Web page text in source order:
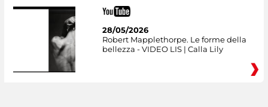
28/05/2026
Robert Mapplethorpe. Le forme della
bellezza - VIDEO LIS | Calla Lily